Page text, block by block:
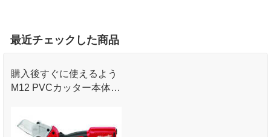
最近チェックした商品
購入後すぐに使えるよう
M12 PVCカッター本体に
スコ限定オリジナルセッ